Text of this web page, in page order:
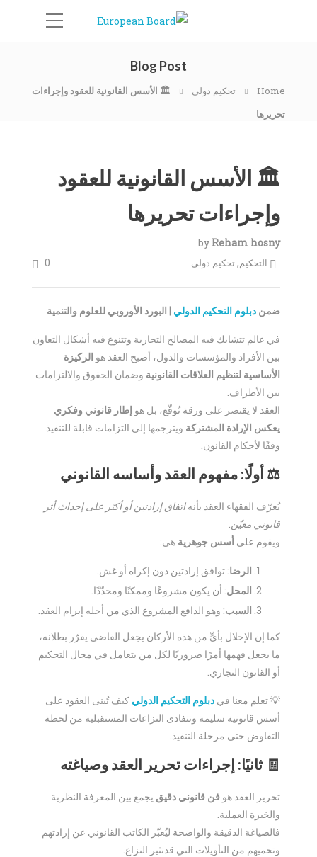
Blog Post
Home تحكيم دولي
🏛️ الأسس القانونية للعقود وإجراءات
تحريرها
🏛️ الأسس القانونية للعقود
وإجراءات تحريرها
by Reham hosny
التحكيم, تحكيم دولي 0
ضمندبلوم التحكيم الدولي | البورد الأوروبي للعلوم والتنمية
في عالم تتشابك فيه المصالح التجارية وتتنوع فيه أشكال التعاون
بين الأفراد والمؤسسات والدول، أصبح العقد هو الركيزة
الأساسية لتنظيم العلاقات القانونية وضمان الحقوق والالتزامات
بين الأطراف.
العقد لا يقتصر على ورقة تُوقّع، بل هو إطار قانوني وفكري
يعكس الإرادة المشتركة ويترجمها إلى التزامات قابلة للتنفيذ
وفقًا لأحكام القانون.
⚖️ أولًا: مفهوم العقد وأساسه القانوني
يُعرّف الفقهاء العقد بأنهاتفاق إرادتين أو أكثر على إحداث أثر
قانوني معيّن.
ويقوم علىأسس جوهرية هي:
الرضا: توافق إرادتين دون إكراه أو غش.
المحل: أن يكون مشروعًا وممكنًا ومحدّدًا.
السبب: وهو الدافع المشروع الذي من أجله إبرام العقد.
كما إن الإخلال بأيٍّ من هذه الأركان يجعل القاضي يقرّر بطلانه،
ما يجعل فهمها أمرًا ضروريًا لكل من يتعامل في مجال التحكيم
أو القانون التجاري.
💡 تعلم معنا فيدبلوم التحكيم الدولي كيف تُبنى العقود على
أسس قانونية سليمة وتتفادى النزاعات المستقبلية من لحظة
التفاوض حتى مرحلة التنفيذ.
🧾 ثانيًا: إجراءات تحرير العقد وصياغته
تحرير العقد هوفن قانوني دقيق يجمع بين المعرفة النظرية
والخبرة العملية.
فالصياغة الدقيقة والواضحة ليُعبّر الكاتب القانوني عن إرادتهم
وتحميهم من التأويلات التي قدتثير النزاع.